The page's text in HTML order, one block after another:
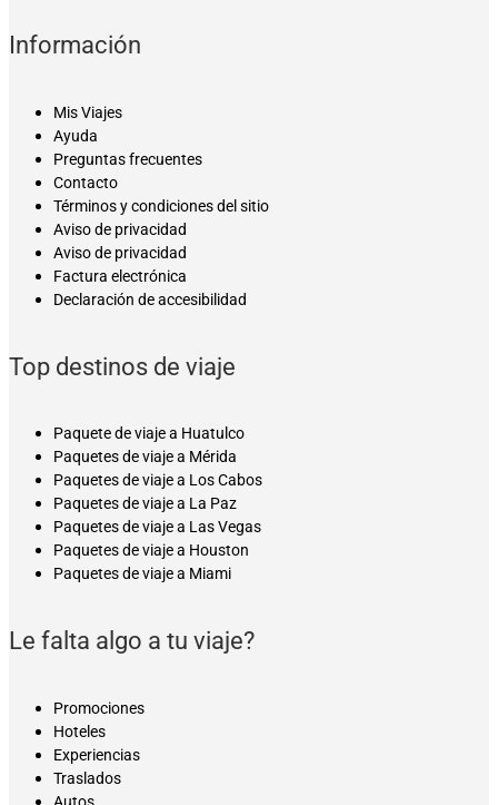
Información
Mis Viajes
Ayuda
Preguntas frecuentes
Contacto
Términos y condiciones del sitio
Aviso de privacidad
Aviso de privacidad
Factura electrónica
Declaración de accesibilidad
Top destinos de viaje
Paquete de viaje a Huatulco
Paquetes de viaje a Mérida
Paquetes de viaje a Los Cabos
Paquetes de viaje a La Paz
Paquetes de viaje a Las Vegas
Paquetes de viaje a Houston
Paquetes de viaje a Miami
Le falta algo a tu viaje?
Promociones
Hoteles
Experiencias
Traslados